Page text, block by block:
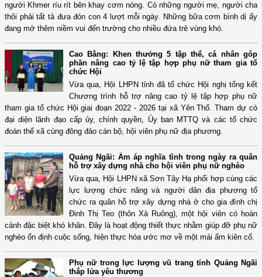
người Khmer ríu rít bên khay cơm nóng. Có những người mẹ, người cha
thôi phải tất tả đưa đón con 4 lượt mỗi ngày. Những bữa cơm bình dị ấy
đang mở thêm niềm vui đến trường cho nhiều đứa trẻ vùng khó.
Cao Bằng: Khen thưởng 5 tập thể, cá nhân góp
phần nâng cao tỷ lệ tập hợp phụ nữ tham gia tổ
chức Hội
Vừa qua, Hội LHPN tỉnh đã tổ chức Hội nghị tổng kết
Chương trình hỗ trợ nâng cao tỷ lệ tập hợp phụ nữ
tham gia tổ chức Hội giai đoạn 2022 - 2026 tại xã Yên Thổ. Tham dự có
đại diện lãnh đạo cấp ủy, chính quyền, Ủy ban MTTQ và các tổ chức
đoàn thể xã cùng đông đảo cán bộ, hội viên phụ nữ địa phương.
Quảng Ngãi: Ấm áp nghĩa tình trong ngày ra quân
hỗ trợ xây dựng nhà cho hội viên phụ nữ nghèo
Vừa qua, Hội LHPN xã Sơn Tây Hạ phối hợp cùng các
lực lượng chức năng và người dân địa phương tổ
chức ra quân hỗ trợ xây dựng nhà ở cho gia đình chị
Đinh Thị Teo (thôn Xà Ruông), một hội viên có hoàn
cảnh đặc biệt khó khăn. Đây là hoạt động thiết thực nhằm giúp đỡ phụ nữ
nghèo ổn định cuộc sống, hiện thực hóa ước mơ về một mái ấm kiên cố.
Phụ nữ trong lực lượng vũ trang tỉnh Quảng Ngãi
thắp lửa yêu thương